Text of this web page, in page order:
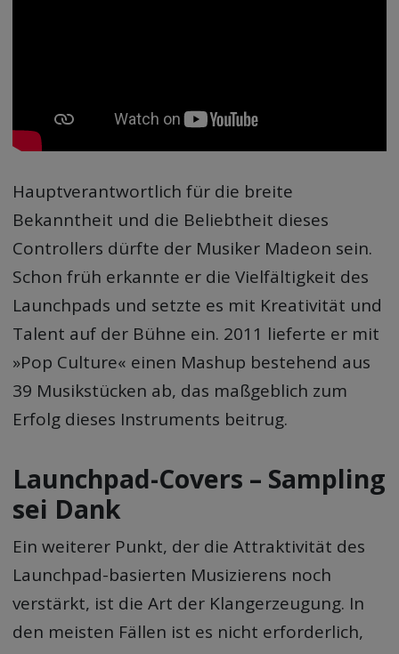
Hauptverantwortlich für die breite
Bekanntheit und die Beliebtheit dieses
Controllers dürfte der Musiker Madeon sein.
Schon früh erkannte er die Vielfältigkeit des
Launchpads und setzte es mit Kreativität und
Talent auf der Bühne ein. 2011 lieferte er mit
»Pop Culture« einen Mashup bestehend aus
39 Musikstücken ab, das maßgeblich zum
Erfolg dieses Instruments beitrug.
Launchpad-Covers – Sampling
sei Dank
Ein weiterer Punkt, der die Attraktivität des
Launchpad-basierten Musizierens noch
verstärkt, ist die Art der Klangerzeugung. In
den meisten Fällen ist es nicht erforderlich,